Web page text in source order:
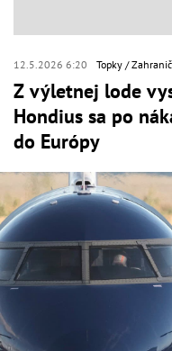
12.5.2026 6:20 Topky
Z výletnej lode
Hondius sa po
do Európy